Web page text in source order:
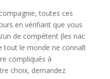
toutes ces
en vérifiant que vous
de compétent (les nac
tout le monde ne connaît
compliqués à
choix, demandez